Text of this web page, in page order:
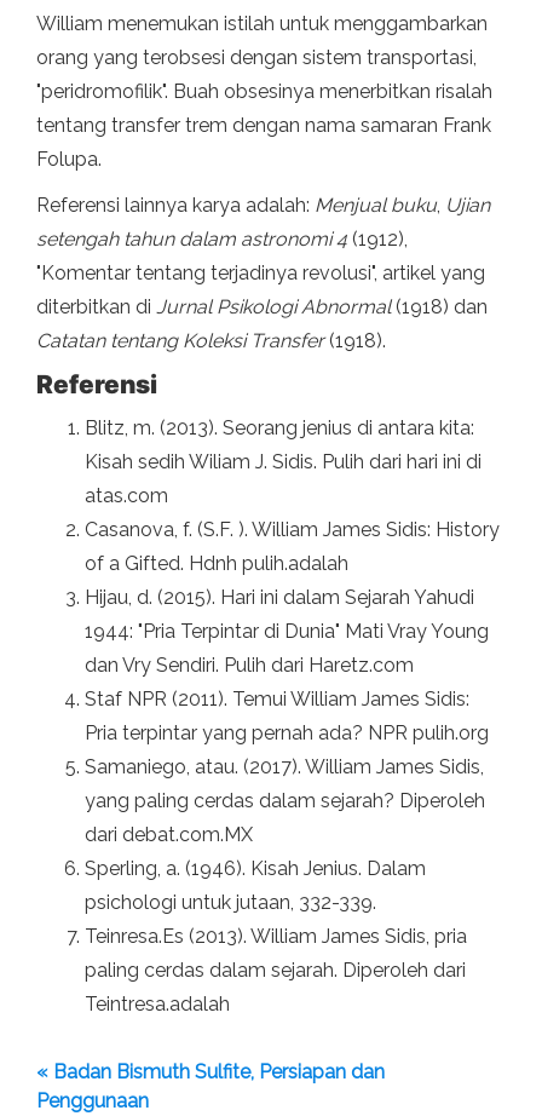
William menemukan istilah untuk menggambarkan
orang yang terobsesi dengan sistem transportasi,
"peridromofilik". Buah obsesinya menerbitkan risalah
tentang transfer trem dengan nama samaran Frank
Folupa.
Referensi lainnya karya adalah: Menjual buku Ujian
setengah tahun dalam astronomi 4 (1912),
"Komentar tentang terjadinya revolusi", artikel yang
diterbitkan di Jurnal Psikologi Abnormal(1918) dan
Catatan tentang Koleksi Transfer(1918).
Referensi
Blitz, m. (2013). Seorang jenius di antara kita:
Kisah sedih Wiliam J. Sidis. Pulih dari hari ini di
atas.com
Casanova, f. (S.F. ). William James Sidis: History
of a Gifted. Hdnh pulih.adalah
Hijau, d. (2015). Hari ini dalam Sejarah Yahudi
1944: "Pria Terpintar di Dunia" Mati Vray Young
dan Vry Sendiri. Pulih dari Haretz.com
Staf NPR (2011). Temui William James Sidis:
Pria terpintar yang pernah ada? NPR pulih.org
Samaniego, atau. (2017). William James Sidis,
yang paling cerdas dalam sejarah? Diperoleh
dari debat.com.MX
Sperling, a. (1946). Kisah Jenius. Dalam
psichologi untuk jutaan, 332-339.
Teinresa.Es (2013). William James Sidis, pria
paling cerdas dalam sejarah. Diperoleh dari
Teintresa.adalah
« Badan Bismuth Sulfite, Persiapan dan
Penggunaan